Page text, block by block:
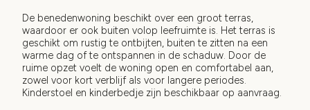
De benedenwoning beschikt over een groot terras,
waardoor er ook buiten volop leefruimte is. Het terras is
geschikt om rustig te ontbijten, buiten te zitten na een
warme dag of te ontspannen in de schaduw. Door de
ruime opzet voelt de woning open en comfortabel aan,
zowel voor kort verblijf als voor langere periodes.
Kinderstoel en kinderbedje zijn beschikbaar op aanvraag.